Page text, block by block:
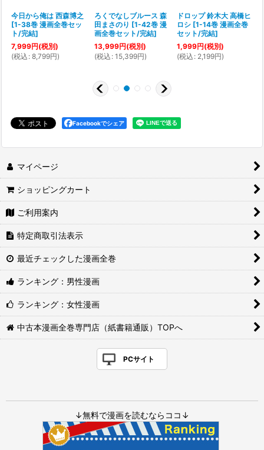
今日から俺は 西森博之
[1-38巻 漫画全巻セッ
ト/完結]
7,999円(税別)
(税込 : 8,799円)
ろくでなしブルース 森
田まさのり [1-42巻 漫
画全巻セット/完結]
13,999円(税別)
(税込 : 15,399円)
ドロップ 鈴木大 高橋ヒ
ロシ [1-14巻 漫画全巻
セット/完結]
1,999円(税別)
(税込 : 2,199円)
Facebookでシェア
マイページ
ショッピングカート
ご利用案内
特定商取引法表示
最近チェックした漫画全巻
ランキング：男性漫画
ランキング：女性漫画
中古本漫画全巻専門店（紙書籍通販）TOPへ
PCサイト
↓無料で漫画を読むならココ↓